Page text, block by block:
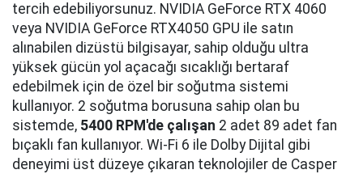
tercih edebiliyorsunuz. NVIDIA GeForce RTX 4060
veya NVIDIA GeForce RTX4050 GPU ile satın
alınabilen dizüstü bilgisayar, sahip olduğu ultra
yüksek gücün yol açacağı sıcaklığı bertaraf
edebilmek için de özel bir soğutma sistemi
kullanıyor. 2 soğutma borusuna sahip olan bu
sistemde, 5400 RPM'de çalışan 2 adet 89 adet fan
bıçaklı fan kullanıyor. Wi-Fi 6 ile Dolby Dijital gibi
deneyimi üst düzeye çıkaran teknolojiler de Casper